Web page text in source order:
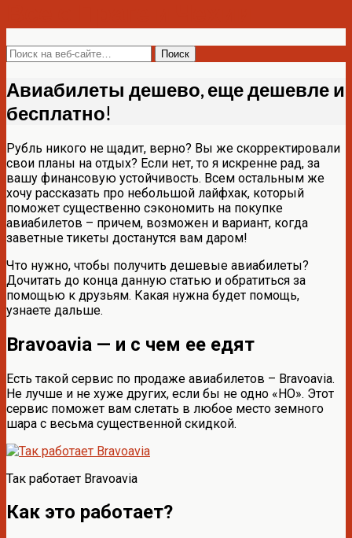
Авиабилеты дешево, еще дешевле и
бесплатно!
Рубль никого не щадит, верно? Вы же скорректировали
свои планы на отдых? Если нет, то я искренне рад, за
вашу финансовую устойчивость. Всем остальным же
хочу рассказать про небольшой лайфхак, который
поможет существенно сэкономить на покупке
авиабилетов – причем, возможен и вариант, когда
заветные тикеты достанутся вам даром!
Что нужно, чтобы получить дешевые авиабилеты?
Дочитать до конца данную статью и обратиться за
помощью к друзьям. Какая нужна будет помощь,
узнаете дальше.
Bravoavia — и с чем ее едят
Есть такой сервис по продаже авиабилетов – Bravoavia.
Не лучше и не хуже других, если бы не одно «НО». Этот
сервис поможет вам слетать в любое место земного
шара с весьма существенной скидкой.
Так работает Bravoavia
Как это работает?